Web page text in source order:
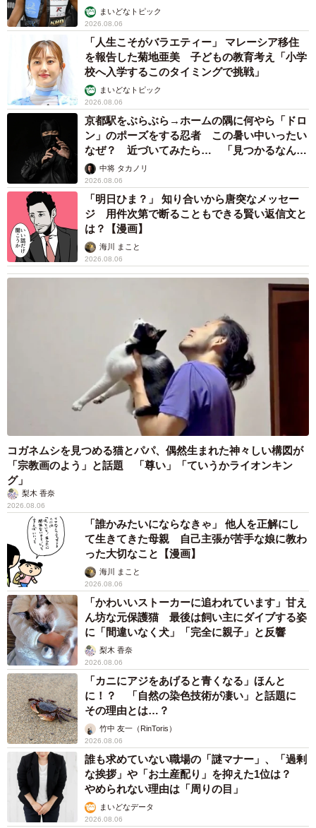
まいどなトピック
2026.08.06
「人生こそがバラエティー」 マレーシア移住
を報告した菊地亜美 子どもの教育考え「小学
校へ入学するこのタイミングで挑戦」
まいどなトピック
2026.08.06
京都駅をぶらぶら→ホームの隅に何やら「ドロ
ン」のポーズをする忍者 この暑い中いったい
なぜ？ 近づいてみたら… 「見つかるなんて
未熟」中将 タカノリ
2026.08.06
「明日ひま？」 知り合いから唐突なメッセー
ジ 用件次第で断ることもできる賢い返信文と
は？【漫画】
海川 まこと
2026.08.06
コガネムシを見つめる猫とパパ、偶然生まれた神々しい構図が
「宗教画のよう」と話題 「尊い」「ていうかライオンキン
グ」
梨木 香奈
2026.08.06
「誰かみたいにならなきゃ」 他人を正解にし
て生きてきた母親 自己主張が苦手な娘に教わ
った大切なこと【漫画】
海川 まこと
2026.08.06
「かわいいストーカーに追われています」甘え
ん坊な元保護猫 最後は飼い主にダイブする姿
に「間違いなく犬」「完全に親子」と反響
梨木 香奈
2026.08.06
「カニにアジをあげると青くなる」ほんと
に！？ 「自然の染色技術が凄い」と話題に
その理由とは…？
竹中 友一（RinToris）
2026.08.06
誰も求めていない職場の「謎マナー」、「過剰
な挨拶」や「お土産配り」を抑えた1位は？
やめられない理由は「周りの目」
まいどなデータ
2026.08.06